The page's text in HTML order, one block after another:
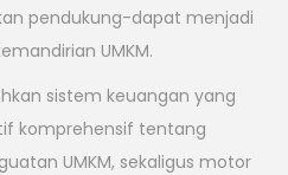
pendukung-dapat menjadi
UMKM.
sistem keuangan yang
komprehensif tentang
UMKM, sekaligus motor